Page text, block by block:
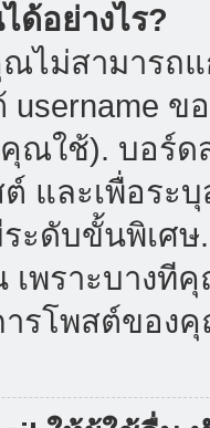
ด้อย่างไร?
ไม่สามารถ
username
ณใช้). บอร์ด
และเพื่อระบุ
ระดับขั้นพิเศ
พราะบางที
รโพสต์ของ